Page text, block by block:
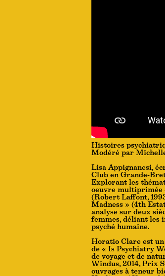
Histoires
Modéré par
Lisa Appignanesi,
Club en Grande-
Explorant les
oeuvre multiprimée
(Robert Laffont,
Madness » (4th
analyse sur deux
femmes, déliant les
psyché humaine.
Horatio Clare est
de « Is Psychiatry
de voyage et de
Windus, 2014, Prix
ouvrages à teneur